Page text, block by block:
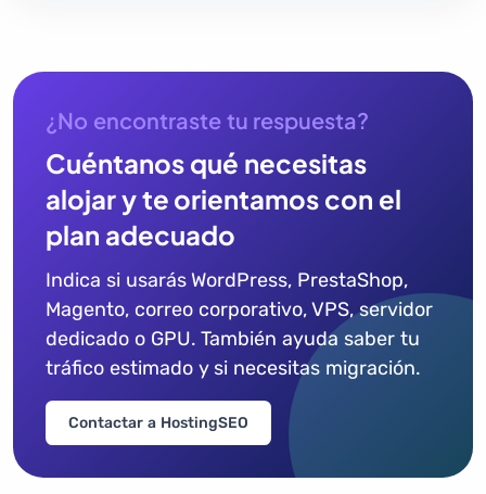
¿No encontraste tu respuesta?
Cuéntanos qué necesitas
alojar y te orientamos con el
plan adecuado
Indica si usarás WordPress, PrestaShop,
Magento, correo corporativo, VPS, servidor
dedicado o GPU. También ayuda saber tu
tráfico estimado y si necesitas migración.
Contactar a HostingSEO